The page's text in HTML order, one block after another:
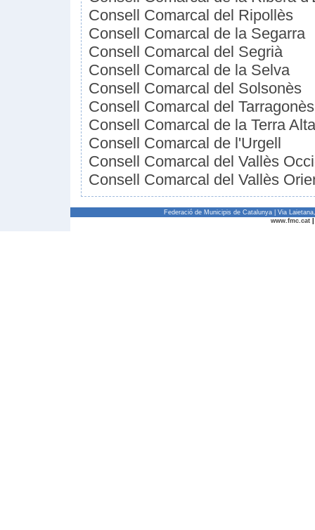
Consell Comarcal del Ripollès
Consell Comarcal de la Segarra
Consell Comarcal del Segrià
Consell Comarcal de la Selva
Consell Comarcal del Solsonès
Consell Comarcal del Tarragonès
Consell Comarcal de la Terra Alta
Consell Comarcal de l'Urgell
Consell Comarcal del Vallès
Consell Comarcal del Vallès
Federació de Municipis de Catalunya | Via
www.fmc.cat